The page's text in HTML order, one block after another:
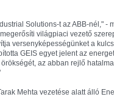
Solutions-t az ABB-nél," -
világpiaci vezető
versenyképességünket a
GEIS egyet jelent az
az abban rejlő
Mehta vezetése alatt álló